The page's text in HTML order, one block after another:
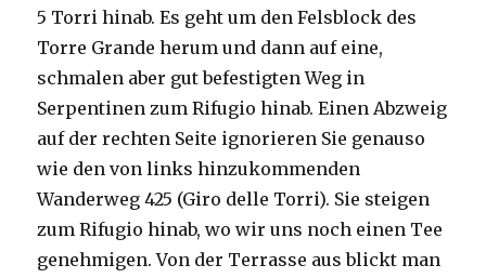
5 Torri hinab. Es geht um den Felsblock des
Torre Grande herum und dann auf eine,
schmalen aber gut befestigten Weg in
Serpentinen zum Rifugio hinab. Einen Abzweig
auf der rechten Seite ignorieren Sie genauso
wie den von links hinzukommenden
Wanderweg 425 (Giro delle Torri). Sie steigen
zum Rifugio hinab, wo wir uns noch einen Tee
genehmigen. Von der Terrasse aus blickt man